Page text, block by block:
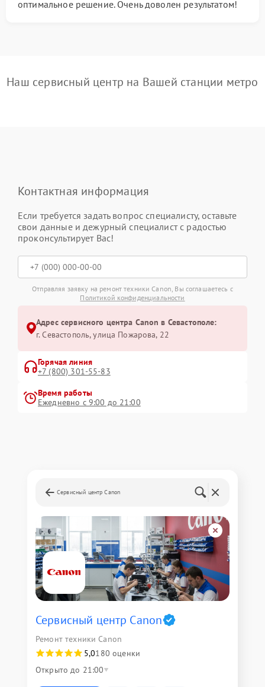
оптимальное решение. Очень доволен результатом!
Наш сервисный центр на Вашей станции метро
Контактная информация
Если требуется задать вопрос специалисту, оставьте
свои данные и дежурный специалист с радостью
проконсультирует Вас!
Отправляя заявку на ремонт техники Canon, Вы соглашаетесь с
Политикой конфиденциальности
Адрес сервисного центра Canon в Севастополе:
г. Севастополь, улица Пожарова, 22
Горячая линия
+7 (800) 301-55-83
Время работы
Ежедневно с 9:00 до 21:00
Сервисный центр Canon
Сервисный центр Canon
Ремонт техники Canon
5,0180 оценки
Открыто до 21:00